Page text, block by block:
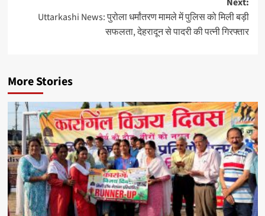
Uttarkashi News: पुरोला धर्मांतरण मामले में पुलिस को मिली बड़ी
सफलता, देहरादून से पादरी की पत्नी गिरफ्तार
More Stories